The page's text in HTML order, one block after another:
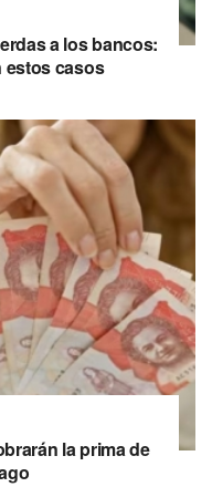
a los bancos:
estos casos
la prima de